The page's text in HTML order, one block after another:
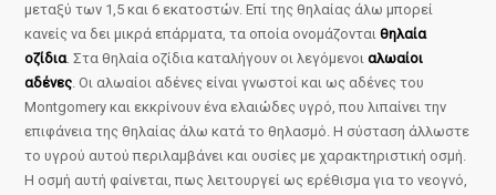
μεταξύ των 1,5 και 6 εκατοστών. Επί της θηλαίας άλω μπορεί
κανείς να δει μικρά επάρματα, τα οποία ονομάζονταιθηλαία
οζίδια. Στα θηλαία οζίδια καταλήγουν οι λεγόμενοιαλωαίοι
αδένες. Οι αλωαίοι αδένες είναι γνωστοί και ως αδένες του
Montgomery και εκκρίνουν ένα ελαιώδες υγρό, που λιπαίνει την
επιφάνεια της θηλαίας άλω κατά το θηλασμό. Η σύσταση άλλωστε
το υγρού αυτού περιλαμβάνει και ουσίες με χαρακτηριστική οσμή.
Η οσμή αυτή φαίνεται, πως λειτουργεί ως ερέθισμα για το νεογνό,